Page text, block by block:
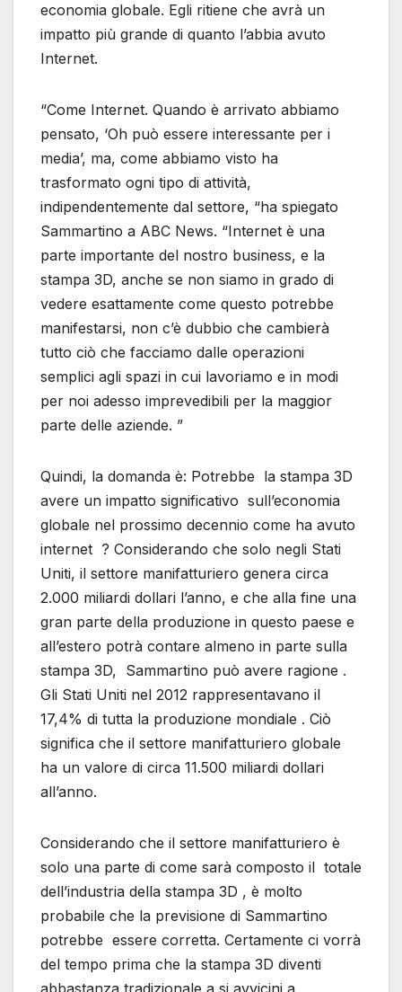
economia globale. Egli ritiene che avrà un
impatto più grande di quanto l’abbia avuto
Internet.
“Come Internet. Quando è arrivato abbiamo
pensato, ‘Oh può essere interessante per i
media’, ma, come abbiamo visto ha
trasformato ogni tipo di attività,
indipendentemente dal settore, “ha spiegato
Sammartino a ABC News. “Internet è una
parte importante del nostro business, e la
stampa 3D, anche se non siamo in grado di
vedere esattamente come questo potrebbe
manifestarsi, non c’è dubbio che cambierà
tutto ciò che facciamo dalle operazioni
semplici agli spazi in cui lavoriamo e in modi
per noi adesso imprevedibili per la maggior
parte delle aziende. ”
Quindi, la domanda è: Potrebbe la stampa 3D
avere un impatto significativo sull’economia
globale nel prossimo decennio come ha avuto
internet ? Considerando che solo negli Stati
Uniti, il settore manifatturiero genera circa
2.000 miliardi dollari l’anno, e che alla fine una
gran parte della produzione in questo paese e
all’estero potrà contare almeno in parte sulla
stampa 3D, Sammartino può avere ragione .
Gli Stati Uniti nel 2012 rappresentavano il
17,4% di tutta la produzione mondiale . Ciò
significa che il settore manifatturiero globale
ha un valore di circa 11.500 miliardi dollari
all’anno.
Considerando che il settore manifatturiero è
solo una parte di come sarà composto il totale
dell’industria della stampa 3D , è molto
probabile che la previsione di Sammartino
potrebbe essere corretta. Certamente ci vorrà
del tempo prima che la stampa 3D diventi